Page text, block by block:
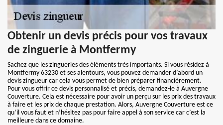
Obtenir un devis précis pour vos travaux
de zinguerie à Montfermy
Sachez que les zingueries des éléments très importants. Si vous résidez à
Montfermy 63230 et ses alentours, vous pouvez demander d’abord un
devis zingueur car cela vous permet de bien préparer financièrement.
Pour vous offrir ce devis personnalisé et précis, demandez-le à Auvergne
Couverture. Cela est nécessaire pour avoir un perçu sur les prix des travaux
à faire et les prix de chaque prestation. Alors, Auvergne Couverture est ce
qu’il vous faut et n’hésitez pas pour faire appel à son service car c’est la
meilleure dans ce domaine.